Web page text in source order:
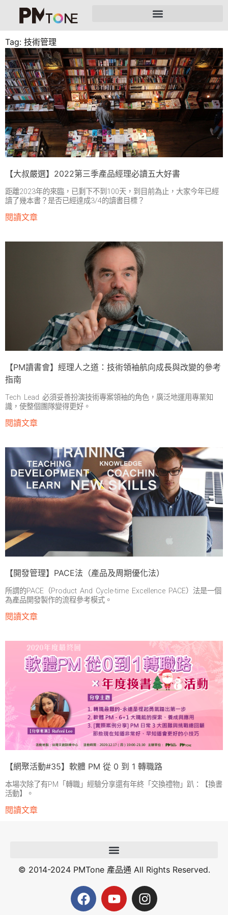
Tag: 技術管理
【大叔嚴選】2022第三季產品經理必讀五大好書
距離2023年的來臨，已剩下不到100天，到目前為止，大家今年已經
讀了幾本書？是否已經達成3/4的讀書目標？
閱讀文章
【PM讀書會】經理人之道：技術領袖航向成長與改變的參考
指南
Tech Lead 必須妥善扮演技術專案領袖的角色，廣泛地運用專業知
識，使整個團隊變得更好。
閱讀文章
【開發管理】PACE法（產品及周期優化法）
所謂的PACE（Product And Cycle-time Excellence PACE）法是一個
為產品開發製作的流程參考模式。
閱讀文章
【網聚活動#35】軟體 PM 從 0 到 1 轉職路
本場次除了有PM「轉職」經驗分享還有年終「交換禮物」趴：【換書
活動】。
閱讀文章
© 2014-2024 PMTone 產品通 All Rights Reserved.